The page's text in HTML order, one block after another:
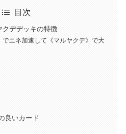
目次
クデデッキの特徴
でエネ加速して《マルヤクデ》で大
良いカード